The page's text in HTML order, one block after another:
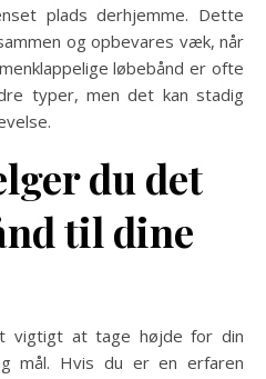
plads derhjemme. Dette
og opbevares væk, når
løbebånd er ofte
typer, men det kan stadig
du det
til dine
vigtigt at tage højde for din
mål. Hvis du er en erfaren